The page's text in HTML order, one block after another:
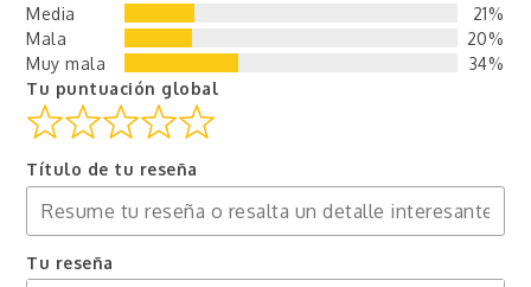
Media
21%
Mala
20%
Muy mala
34%
Tu puntuación global
Título de tu reseña
Tu reseña